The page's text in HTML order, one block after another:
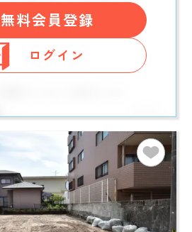
無料会員登録
ログイン